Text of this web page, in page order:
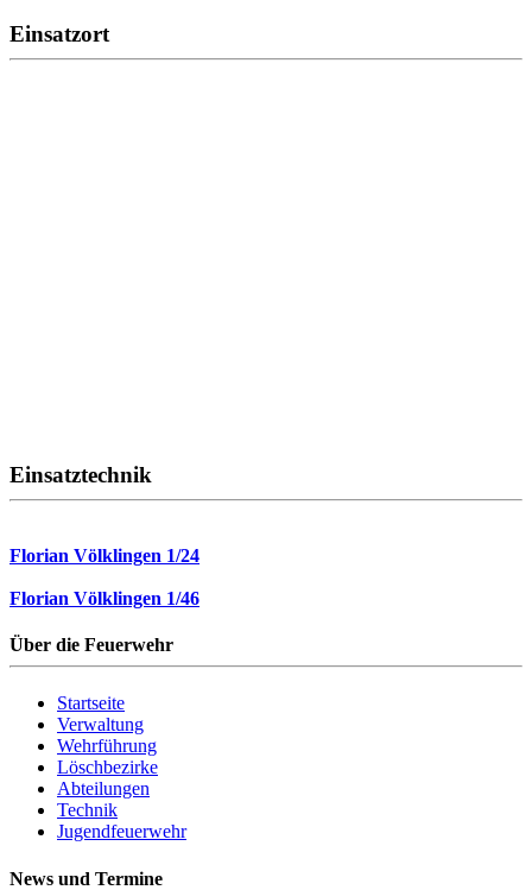
Einsatzort
Einsatztechnik
Florian Völklingen 1/24
Florian Völklingen 1/46
Über die Feuerwehr
Startseite
Verwaltung
Wehrführung
Löschbezirke
Abteilungen
Technik
Jugendfeuerwehr
News und Termine